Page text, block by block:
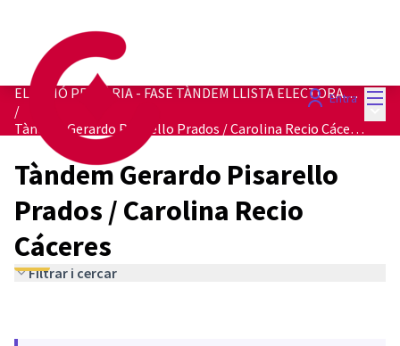
Entra
ELECCIÓ PRIMÀRIA - FASE TÀNDEM LLISTA ELECTORAL 2027
/
Tàndem Gerardo Pisarello Prados / Carolina Recio Cáceres
Tàndem Gerardo Pisarello
Prados / Carolina Recio
Cáceres
Filtrar i cercar